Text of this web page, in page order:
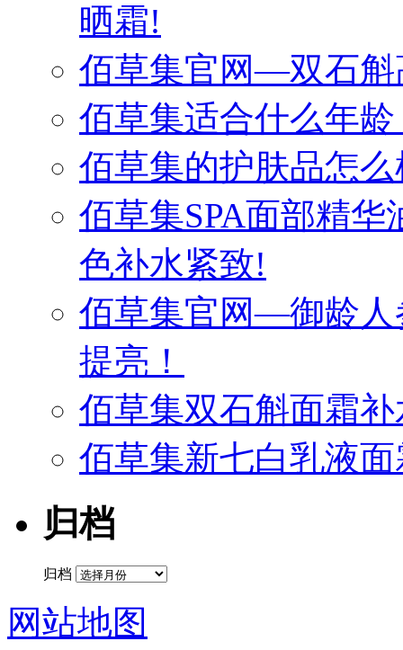
晒霜!
佰草集官网—双石斛
佰草集适合什么年龄
佰草集的护肤品怎
佰草集SPA面部精
色补水紧致!
佰草集官网—御龄人
提亮！
佰草集双石斛面霜
佰草集新七白乳液
归档
归档
网站地图